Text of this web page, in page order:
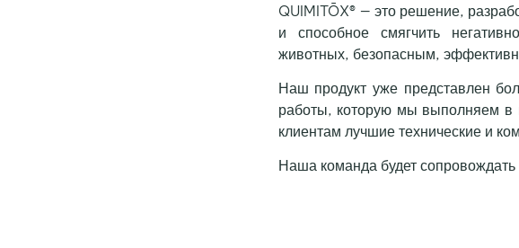
QUIMITŌX® — это решение,
и способное смягчить
животных, безопасным,
Наш продукт уже представлен
работы, которую мы выполняем в
клиентам лучшие технические и
Наша команда будет